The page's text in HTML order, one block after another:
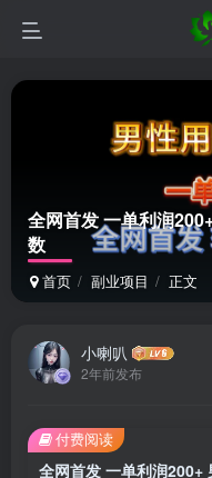
全网首发 一单利润
数
首页 副业项目 正文
小喇叭
2年前发布
付费阅读